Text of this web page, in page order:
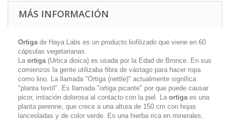
MÁS INFORMACIÓN
Ortigade Haya Labs es un producto liofilizado que viene en 60
cápsulas vegetarianas.
La ortiga(Urtica dioica) es usada por la Edad de Bronce. En sus
comienzos la gente utilizaba fibra de vástago para hacer ropa
como lino. La llamada "Ortiga (nettle)" actualmente significa
"planta textil". Es llamada "ortiga picante" por que puede causar
picor, irritación dolorosa al contacto con la piel. La ortigaes una
planta perenne, que crece a una altura de 150 cm con hojas
lanceoladas y de color verde. Es una hierba rica en minerales,